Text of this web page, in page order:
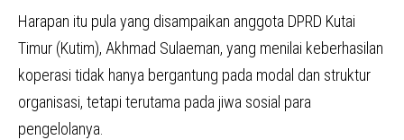
Harapan itu pula yang disampaikan anggota DPRD Kutai
Timur (Kutim), Akhmad Sulaeman, yang menilai keberhasilan
koperasi tidak hanya bergantung pada modal dan struktur
organisasi, tetapi terutama pada jiwa sosial para
pengelolanya.